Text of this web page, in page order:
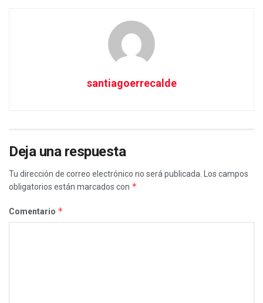
santiagoerrecalde
Deja una respuesta
Tu dirección de correo electrónico no será publicada.
Los campos
obligatorios están marcados con *
Comentario *